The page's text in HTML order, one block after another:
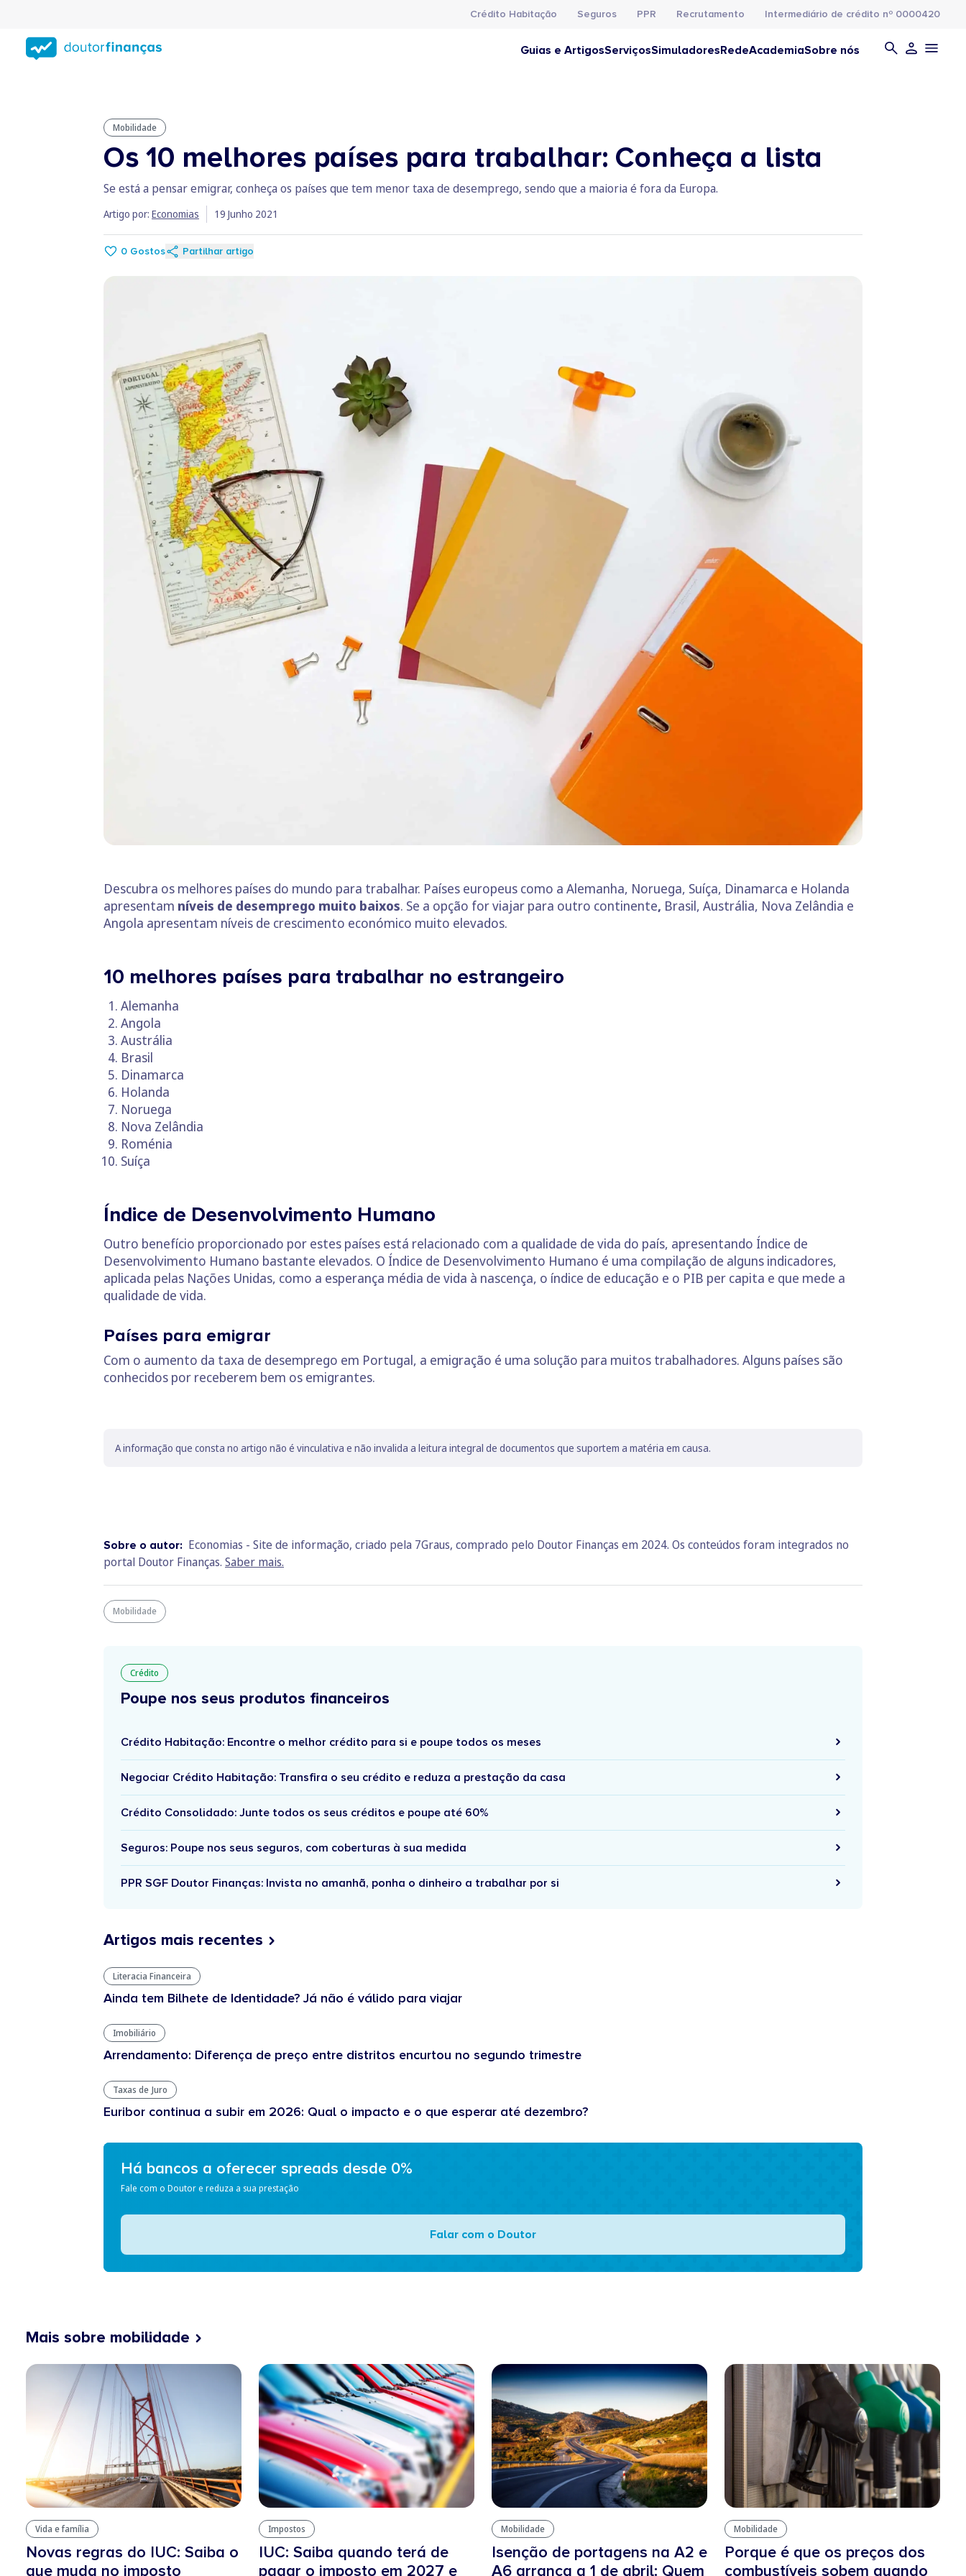
conteúdo
principal
Crédito Habitação Seguros PPR Recrutamento Intermediário de crédito nº 0000420
Guias e ArtigosServiçosSimuladoresRedeAcademiaSobre nós
Mobilidade
Os 10 melhores países para trabalhar: Conheça a lista
Se está a pensar emigrar, conheça os países que tem menor taxa de desemprego, sendo que a maioria é fora da Europa.
Artigo por: Economias 19 Junho 2021
0 Gostos Partilhar artigo
Descubra os melhores países do mundo para trabalhar. Países europeus como a Alemanha, Noruega, Suíça, Dinamarca e Holanda
apresentam níveis de desemprego muito baixos. Se a opção for viajar para outro continente, Brasil, Austrália, Nova Zelândia e
Angola apresentam níveis de crescimento económico muito elevados.
10 melhores países para trabalhar no estrangeiro
Alemanha
Angola
Austrália
Brasil
Dinamarca
Holanda
Noruega
Nova Zelândia
Roménia
Suíça
Índice de Desenvolvimento Humano
Outro benefício proporcionado por estes países está relacionado com a qualidade de vida do país, apresentando Índice de
Desenvolvimento Humano bastante elevados. O Índice de Desenvolvimento Humano é uma compilação de alguns indicadores,
aplicada pelas Nações Unidas, como a esperança média de vida à nascença, o índice de educação e o PIB per capita e que mede a
qualidade de vida.
Países para emigrar
Com o aumento da taxa de desemprego em Portugal, a emigração é uma solução para muitos trabalhadores. Alguns países são
conhecidos por receberem bem os emigrantes.
A informação que consta no artigo não é vinculativa e não invalida a leitura integral de documentos que suportem a matéria em causa.
Sobre o autor: Economias - Site de informação, criado pela 7Graus, comprado pelo Doutor Finanças em 2024. Os conteúdos foram integrados no
portal Doutor Finanças. Saber mais.
Mobilidade
Crédito
Poupe nos seus produtos financeiros
Crédito Habitação: Encontre o melhor crédito para si e poupe todos os meses
Negociar Crédito Habitação: Transfira o seu crédito e reduza a prestação da casa
Crédito Consolidado: Junte todos os seus créditos e poupe até 60%
Seguros: Poupe nos seus seguros, com coberturas à sua medida
PPR SGF Doutor Finanças: Invista no amanhã, ponha o dinheiro a trabalhar por si
Artigos mais recentes
Literacia Financeira
Ainda tem Bilhete de Identidade? Já não é válido para viajar
Imobiliário
Arrendamento: Diferença de preço entre distritos encurtou no segundo trimestre
Taxas de Juro
Euribor continua a subir em 2026: Qual o impacto e o que esperar até dezembro?
Há bancos a oferecer spreads desde 0%
Fale com o Doutor e reduza a sua prestação
Falar com o Doutor
Mais sobre mobilidade
Vida e família
Novas regras do IUC: Saiba o
que muda no imposto
Impostos
IUC: Saiba quando terá de
pagar o imposto em 2027 e
Mobilidade
Isenção de portagens na A2 e
A6 arranca a 1 de abril: Quem
Mobilidade
Porque é que os preços dos
combustíveis sobem quando